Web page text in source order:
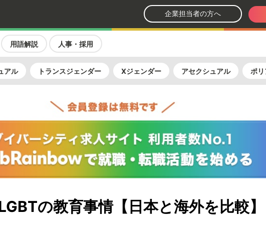
企業担当者の方へ
用語解説 人事・採用
アル トランスジェンダー Xジェンダー アセクシュアル ポ
の教育事情【日本と海外を比較】